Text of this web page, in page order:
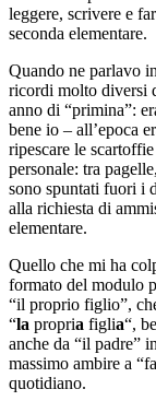
leggere, scrivere e
seconda elementare.
Quando ne parlavo
ricordi molto diversi
anno di “primina”:
bene io – all’epoca
ripescare le
personale: tra
sono spuntati fuori i
alla richiesta di
elementare.
Quello che mi ha
formato del modulo
“il proprio figlio”,
“la propria figlia“,
anche da “il padre”
massimo ambire a
quotidiano.